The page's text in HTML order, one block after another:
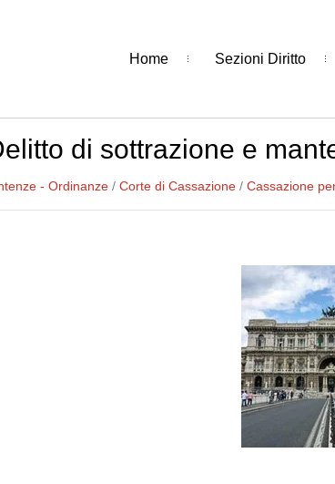
Home Sezioni Diritto
di sottrazione e
- Ordinanze / Corte di Cassazione / Cassazione